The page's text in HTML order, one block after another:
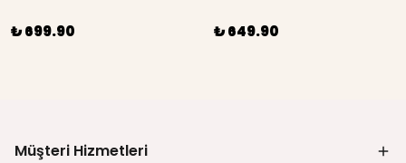
₺ 699.90 ₺ 649.90
Müşteri Hizmetleri